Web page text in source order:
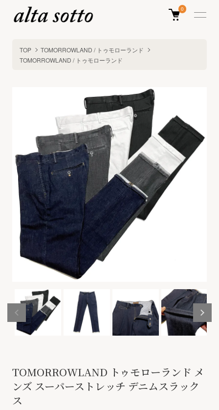
0
TOP
TOMORROWLAND / トゥモローランド
TOMORROWLAND / トゥモローランド
TOMORROWLAND トゥモローランド メ
ンズ スーパーストレッチ デニムスラック
ス